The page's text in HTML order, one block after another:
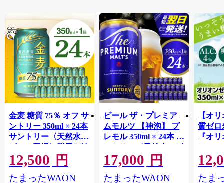
金麦 糖質 75％ オフ サ
ントリー 350ml × 24本
サントリー〈天然水の
ビール工場〉群馬※沖
縄・離島地域へのお届
け不可
12,500 円
たまったWAON
ビール ザ・プレミア
ムモルツ 【神泡】 プ
レモル 350ml × 24本 サ
ントリー〈天然水のビ
ール工場〉群馬※沖
縄・離島地域へのお届
け不可
17,000 円
たまったWAON
【オ
質ゼロ
『オ
フ』
泡酒
1ケー
ロ ゼ
たま